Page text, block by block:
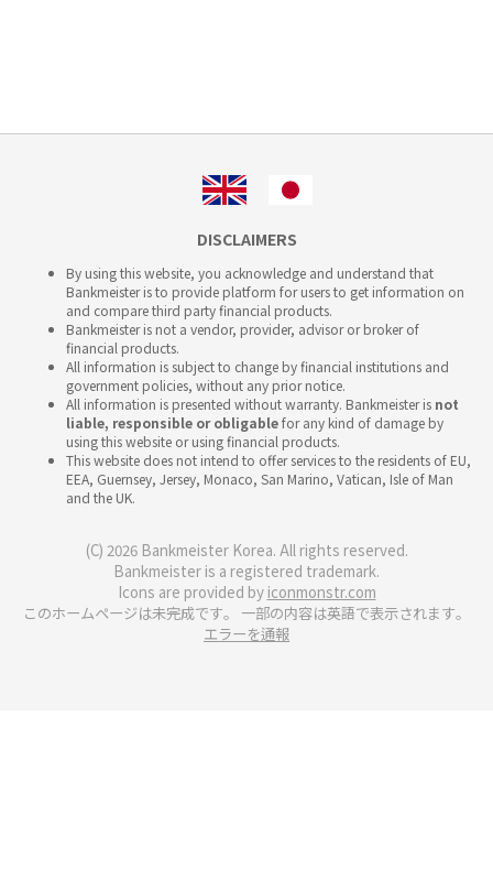
DISCLAIMERS
By using this website, you acknowledge and understand that
Bankmeister is to provide platform for users to get information on
and compare third party financial products.
Bankmeister is not a vendor, provider, advisor or broker of
financial products.
All information is subject to change by financial institutions and
government policies, without any prior notice.
All information is presented without warranty. Bankmeister is not
liable, responsible or obligablefor any kind of damage by
using this website or using financial products.
This website does not intend to offer services to the residents of EU,
EEA, Guernsey, Jersey, Monaco, San Marino, Vatican, Isle of Man
and the UK.
(C) 2026 Bankmeister Korea. All rights reserved.
Bankmeister is a registered trademark.
Icons are provided by iconmonstr.com
このホームページは未完成です。 一部の内容は英語で表示されます。
エラーを通報